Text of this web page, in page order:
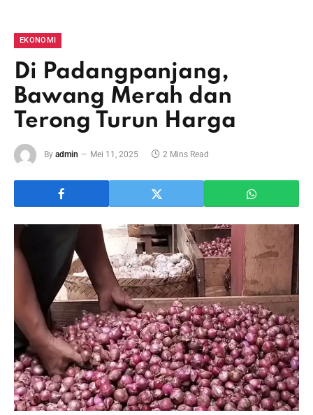
EKONOMI
Di Padangpanjang,
Bawang Merah dan
Terong Turun Harga
By admin Mei 11, 2025 2 Mins Read